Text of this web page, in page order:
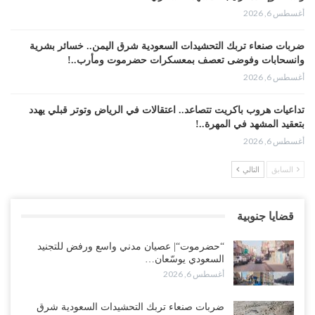
أغسطس 6, 2026
ضربات صنعاء تربك التحشيدات السعودية شرق اليمن.. خسائر بشرية
وانسحابات وفوضى تعصف بمعسكرات حضرموت ومأرب..!
أغسطس 6, 2026
تداعيات هروب باكريت تتصاعد.. اعتقالات في الرياض وتوتر قبلي يهدد
بتعقيد المشهد في المهرة..!
أغسطس 6, 2026
“حضرموت“| في تصعيد غير مسبوق.. انتشار فصيل “مكافحة الإرهاب”
للسعودية بشأن النفط..!
أغسطس 6, 2026
“تقرير“| عرب جورنال: استقالة مدير مكتب العليمي.. هل دخلت سلطة
السابق التالي
قضايا جنوبية
“حضرموت“| عصيان مدني واسع ورفض للتجنيد
السعودي يوسّعان…
أغسطس 6, 2026
ضربات صنعاء تربك التحشيدات السعودية شرق